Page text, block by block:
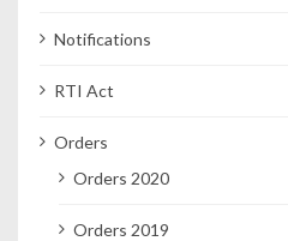
Notifications
RTI Act
Orders
Orders 2020
Orders 2019